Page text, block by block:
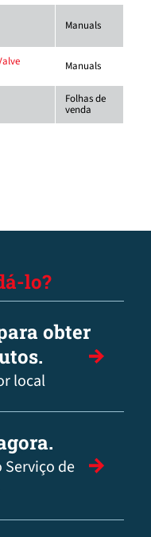
Manuals
Manuals
Folhas de
venda
lo?
obter
local
de